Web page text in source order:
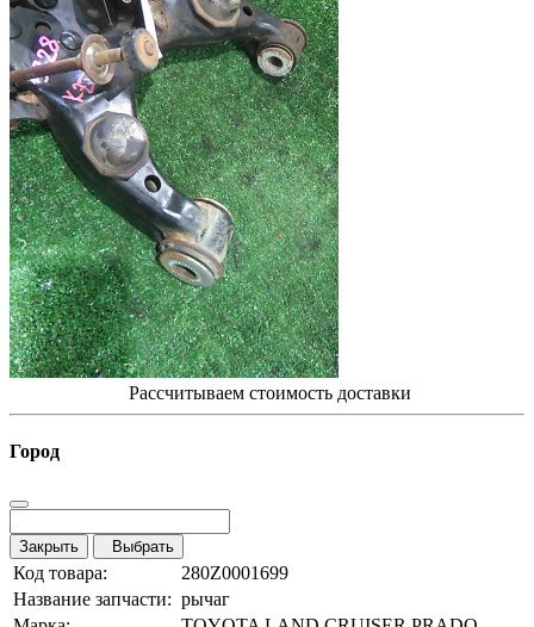
Рассчитываем стоимость доставки
Город
Закрыть Выбрать
Код товара:
280Z0001699
Название запчасти: рычаг